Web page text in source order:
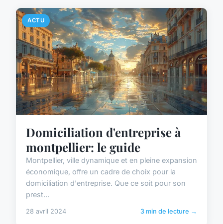
ACTU
Domiciliation d'entreprise à
montpellier: le guide
Montpellier, ville dynamique et en pleine expansion
économique, offre un cadre de choix pour la
domiciliation d'entreprise. Que ce soit pour son
prest...
28 avril 2024 3 min de lecture →